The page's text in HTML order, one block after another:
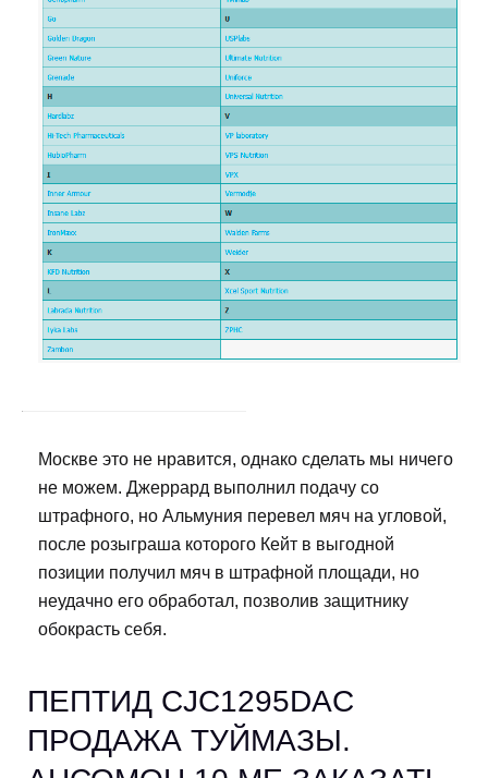
Москве это не нравится, однако сделать мы ничего
не можем. Джеррард выполнил подачу со
штрафного, но Альмуния перевел мяч на угловой,
после розыграша которого Кейт в выгодной
позиции получил мяч в штрафной площади, но
неудачно его обработал, позволив защитнику
обокрасть себя.
ПЕПТИД CJC1295DAC
ПРОДАЖА ТУЙМАЗЫ.